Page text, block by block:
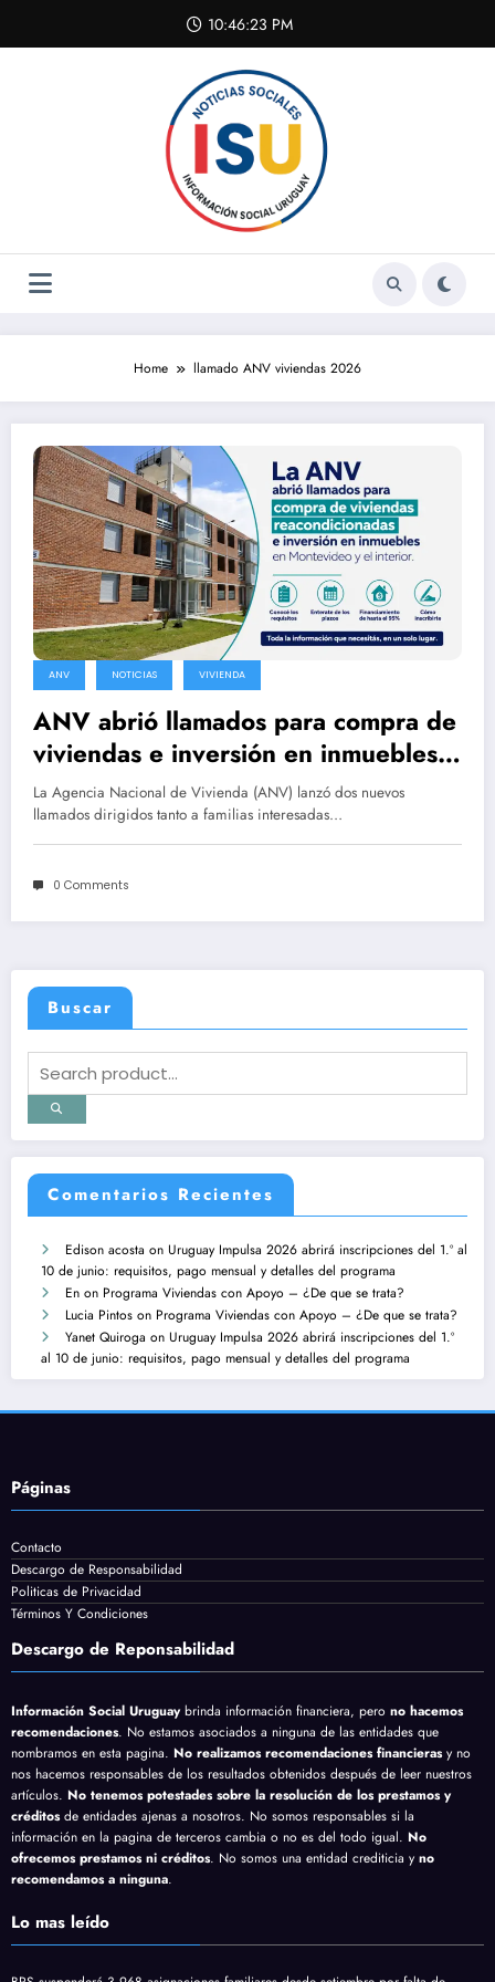
content
10:46:23 PM
Home llamado ANV viviendas 2026
ANV NOTICIAS VIVIENDA
ANV abrió llamados para compra de
viviendas e inversión en inmuebles
en Montevideo y el interior
La Agencia Nacional de Vivienda (ANV) lanzó dos nuevos
llamados dirigidos tanto a familias interesadas…
0 Comments
Buscar
Comentarios Recientes
Edison acosta on Uruguay Impulsa 2026 abrirá inscripciones del 1.º al
10 de junio: requisitos, pago mensual y detalles del programa
En on Programa Viviendas con Apoyo – ¿De que se trata?
Lucia Pintos on Programa Viviendas con Apoyo – ¿De que se trata?
Yanet Quiroga on Uruguay Impulsa 2026 abrirá inscripciones del 1.º
al 10 de junio: requisitos, pago mensual y detalles del programa
Páginas
Contacto
Descargo de Responsabilidad
Politicas de Privacidad
Términos Y Condiciones
Descargo de Reponsabilidad
Información Social Uruguaybrinda información financiera, pero no hacemos
recomendaciones. No estamos asociados a ninguna de las entidades que
nombramos en esta pagina. No realizamos recomendaciones financierasy no
nos hacemos responsables de los resultados obtenidos después de leer nuestros
artículos. No tenemos potestades sobre la resolución de los prestamos y
créditosde entidades ajenas a nosotros. No somos responsables si la
información en la pagina de terceros cambia o no es del todo igual. No
ofrecemos prestamos ni créditos. No somos una entidad crediticia y no
recomendamos a ninguna.
Lo mas leído